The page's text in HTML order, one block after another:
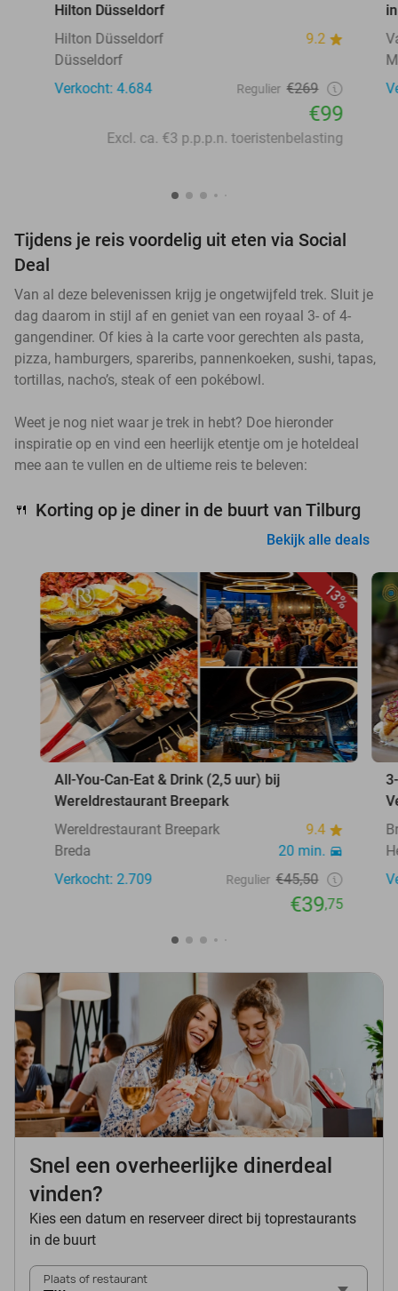
Hilton Düsseldorf
Hilton Düsseldorf
9.2
Düsseldorf
Verkocht: 4.684
Regulier €269
€99
Excl. ca. €3 p.p.p.n. toeristenbelasting
Tijdens je reis voordelig uit eten via Social
Deal
Van al deze belevenissen krijg je ongetwijfeld trek. Sluit je
dag daarom in stijl af en geniet van een royaal 3- of 4-
gangendiner. Of kies à la carte voor gerechten als pasta,
pizza, hamburgers, spareribs, pannenkoeken, sushi, tapas,
tortillas, nacho’s, steak of een pokébowl.
Weet je nog niet waar je trek in hebt? Doe hieronder
inspiratie op en vind een heerlijk etentje om je hoteldeal
mee aan te vullen en de ultieme reis te beleven:
🍴 Korting op je diner in de buurt van Tilburg
Bekijk alle deals
13%
All-You-Can-Eat & Drink (2,5 uur) bij
Wereldrestaurant Breepark
Wereldrestaurant Breepark
9.4
Breda
20 min.
Verkocht: 2.709
Regulier €45,50
€39,75
Snel een overheerlijke dinerdeal
vinden?
Kies een datum en reserveer direct bij toprestaurants
in de buurt
Plaats of restaurant